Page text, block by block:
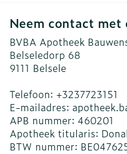
Neem contact met
BVBA Apotheek
Belseledorp 68
9111 Belsele
Telefoon: +3237723151
E-mailadres:
APB nummer: 460201
Apotheek titularis:
BTW nummer: